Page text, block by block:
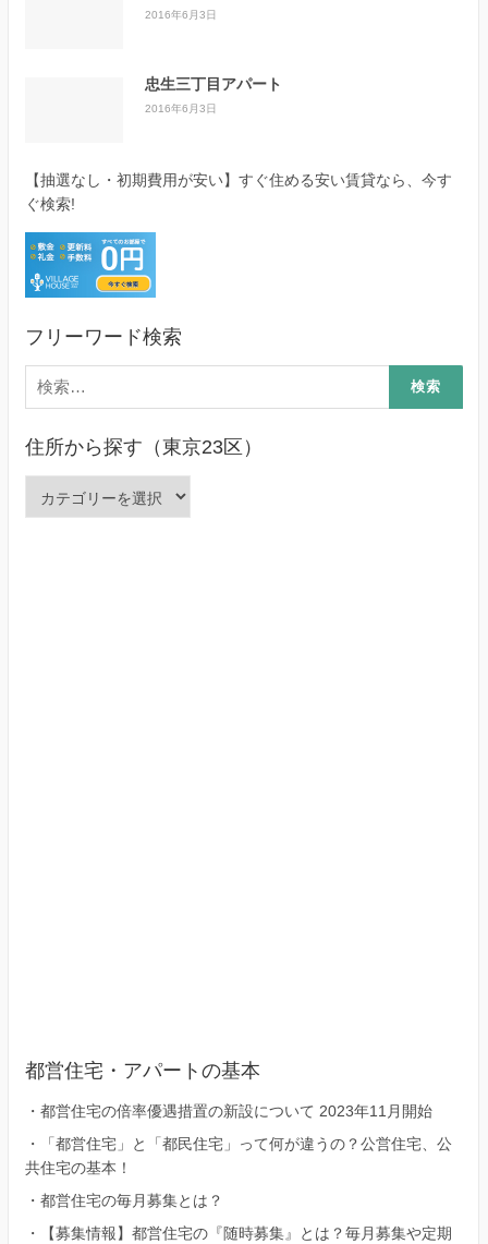
2016年6月3日
忠生三丁目アパート
2016年6月3日
【抽選なし・初期費用が安い】すぐ住める安い賃貸なら、今す
ぐ検索!
フリーワード検索
検
索:
住所から探す（東京23区）
都営住宅・アパートの基本
・ 都営住宅の倍率優遇措置の新設について 2023年11月開始
・
「都営住宅」と「都民住宅」って何が違うの？公営住宅、公
共住宅の基本！
・ 都営住宅の毎月募集とは？
・
【募集情報】都営住宅の『随時募集』とは？毎月募集や定期